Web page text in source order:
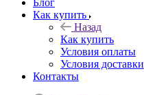
Блог
Как купить
Назад
Как купить
Условия оплаты
Условия доставки
Контакты